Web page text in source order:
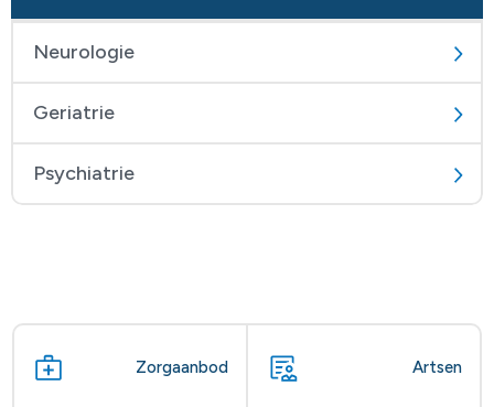
Neurologie
Geriatrie
Psychiatrie
Zorgaanbod Artsen